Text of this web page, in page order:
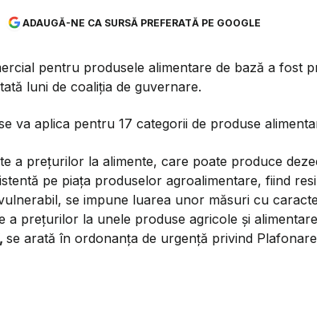
ADAUGĂ-NE CA SURSĂ PREFERATĂ PE GOOGLE
pentru produsele alimentare de bază a fost
luni de coaliția de guvernare.
va aplica pentru 17 categorii de produse
a preţurilor la alimente, care poate produce
pe piaţa produselor agroalimentare, fiind
se impune luarea unor măsuri cu
a preţurilor la unele produse agricole şi
se arată în ordonanța de urgență privind